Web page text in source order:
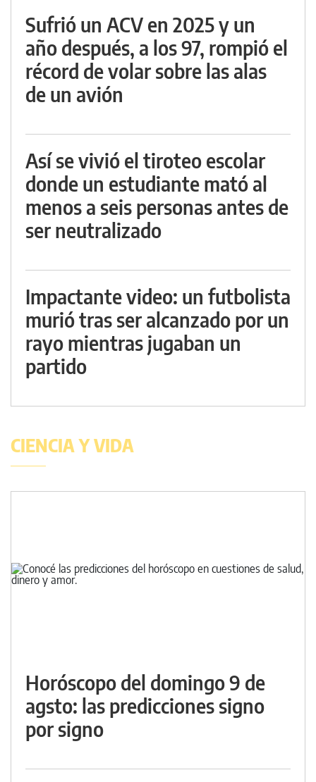
Sufrió un ACV en 2025 y un
año después, a los 97, rompió el
récord de volar sobre las alas
de un avión
Así se vivió el tiroteo escolar
donde un estudiante mató al
menos a seis personas antes de
ser neutralizado
Impactante video: un futbolista
murió tras ser alcanzado por un
rayo mientras jugaban un
partido
CIENCIA Y VIDA
Horóscopo del domingo 9 de
agsto: las predicciones signo
por signo